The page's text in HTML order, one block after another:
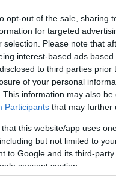
opt-out of the sale, sharing
for targeted
selection. Please note that
interest-based ads
to third parties
of your personal
This information may also
Participants that may further
that this website/app uses
but not limited to
to Google and its third-
consent section.
στα παραπάνω,
γραμμές τον
πούμε ότι τα
μέρος της
το περιεχόμενο
έχει διδαχθεί
σε μέρος των
τα οποία
ενώ